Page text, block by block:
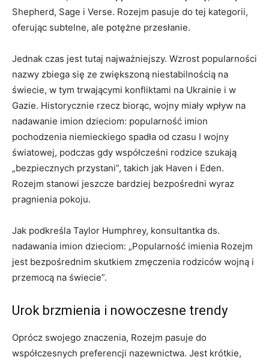
Shepherd, Sage i Verse. Rozejm pasuje do tej kategorii,
oferując subtelne, ale potężne przesłanie.
Jednak czas jest tutaj najważniejszy. Wzrost popularności
nazwy zbiega się ze zwiększoną niestabilnością na
świecie, w tym trwającymi konfliktami na Ukrainie i w
Gazie. Historycznie rzecz biorąc, wojny miały wpływ na
nadawanie imion dzieciom: popularność imion
pochodzenia niemieckiego spadła od czasu I wojny
światowej, podczas gdy współcześni rodzice szukają
„bezpiecznych przystani”, takich jak Haven i Eden.
Rozejm stanowi jeszcze bardziej bezpośredni wyraz
pragnienia pokoju.
Jak podkreśla Taylor Humphrey, konsultantka ds.
nadawania imion dzieciom: „Popularność imienia Rozejm
jest bezpośrednim skutkiem zmęczenia rodziców wojną i
przemocą na świecie”.
Urok brzmienia i nowoczesne trendy
Oprócz swojego znaczenia, Rozejm pasuje do
współczesnych preferencji nazewnictwa. Jest krótkie,